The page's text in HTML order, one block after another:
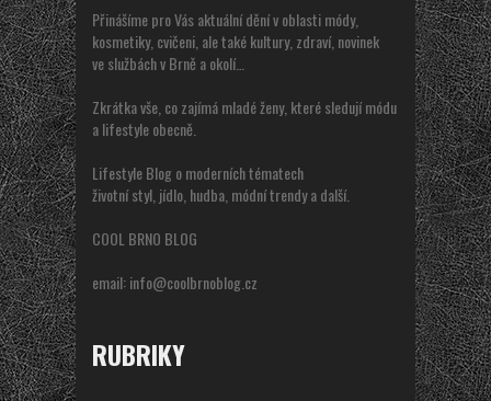
Přinášíme pro Vás aktuální dění v oblasti módy,
kosmetiky, cvičeni, ale také kultury, zdraví, novinek
ve službách v Brně a okolí…
Zkrátka vše, co zajímá mladé ženy, které sledují módu
a lifestyle obecně.
Lifestyle Blog o moderních tématech
životní styl, jídlo, hudba, módní trendy a další.
COOL BRNO BLOG
email:info@coolbrnoblog.cz
RUBRIKY